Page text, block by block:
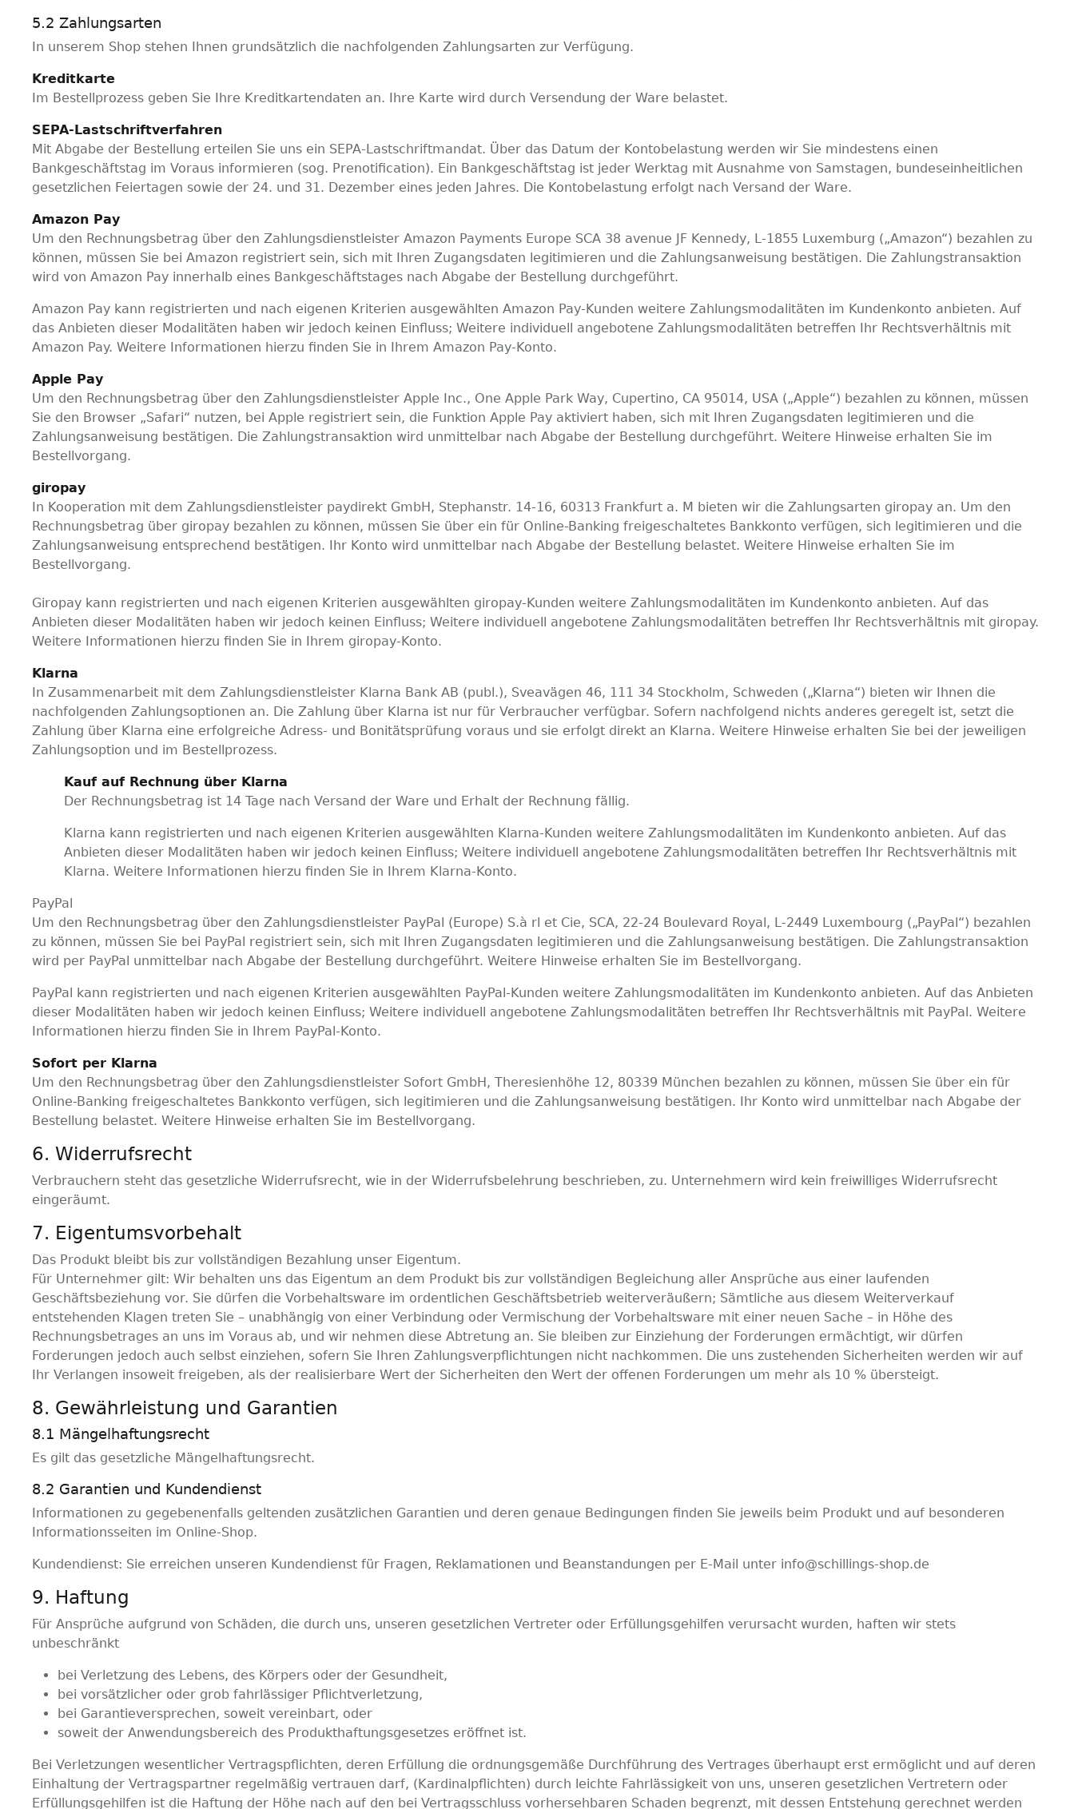
5.2 Zahlungsarten
In unserem Shop stehen Ihnen grundsätzlich die nachfolgenden Zahlungsarten zur Verfügung.
Kreditkarte
Im Bestellprozess geben Sie Ihre Kreditkartendaten an. Ihre Karte wird durch Versendung der Ware belastet.
SEPA-Lastschriftverfahren
Mit Abgabe der Bestellung erteilen Sie uns ein SEPA-Lastschriftmandat. Über das Datum der Kontobelastung werden wir Sie mindestens einen
Bankgeschäftstag im Voraus informieren (sog. Prenotification). Ein Bankgeschäftstag ist jeder Werktag mit Ausnahme von Samstagen, bundeseinheitlichen
gesetzlichen Feiertagen sowie der 24. und 31. Dezember eines jeden Jahres. Die Kontobelastung erfolgt nach Versand der Ware.
Amazon Pay
Um den Rechnungsbetrag über den Zahlungsdienstleister Amazon Payments Europe SCA 38 avenue JF Kennedy, L-1855 Luxemburg („Amazon“) bezahlen zu
können, müssen Sie bei Amazon registriert sein, sich mit Ihren Zugangsdaten legitimieren und die Zahlungsanweisung bestätigen. Die Zahlungstransaktion
wird von Amazon Pay innerhalb eines Bankgeschäftstages nach Abgabe der Bestellung durchgeführt.
Amazon Pay kann registrierten und nach eigenen Kriterien ausgewählten Amazon Pay-Kunden weitere Zahlungsmodalitäten im Kundenkonto anbieten. Auf
das Anbieten dieser Modalitäten haben wir jedoch keinen Einfluss; Weitere individuell angebotene Zahlungsmodalitäten betreffen Ihr Rechtsverhältnis mit
Amazon Pay. Weitere Informationen hierzu finden Sie in Ihrem Amazon Pay-Konto.
Apple Pay
Um den Rechnungsbetrag über den Zahlungsdienstleister Apple Inc., One Apple Park Way, Cupertino, CA 95014, USA („Apple“) bezahlen zu können, müssen
Sie den Browser „Safari“ nutzen, bei Apple registriert sein, die Funktion Apple Pay aktiviert haben, sich mit Ihren Zugangsdaten legitimieren und die
Zahlungsanweisung bestätigen. Die Zahlungstransaktion wird unmittelbar nach Abgabe der Bestellung durchgeführt. Weitere Hinweise erhalten Sie im
Bestellvorgang.
giropay
In Kooperation mit dem Zahlungsdienstleister paydirekt GmbH, Stephanstr. 14-16, 60313 Frankfurt a. M bieten wir die Zahlungsarten giropay an. Um den
Rechnungsbetrag über giropay bezahlen zu können, müssen Sie über ein für Online-Banking freigeschaltetes Bankkonto verfügen, sich legitimieren und die
Zahlungsanweisung entsprechend bestätigen. Ihr Konto wird unmittelbar nach Abgabe der Bestellung belastet. Weitere Hinweise erhalten Sie im
Bestellvorgang.
Giropay kann registrierten und nach eigenen Kriterien ausgewählten giropay-Kunden weitere Zahlungsmodalitäten im Kundenkonto anbieten. Auf das
Anbieten dieser Modalitäten haben wir jedoch keinen Einfluss; Weitere individuell angebotene Zahlungsmodalitäten betreffen Ihr Rechtsverhältnis mit giropay.
Weitere Informationen hierzu finden Sie in Ihrem giropay-Konto.
Klarna
In Zusammenarbeit mit dem Zahlungsdienstleister Klarna Bank AB (publ.), Sveavägen 46, 111 34 Stockholm, Schweden („Klarna“) bieten wir Ihnen die
nachfolgenden Zahlungsoptionen an. Die Zahlung über Klarna ist nur für Verbraucher verfügbar. Sofern nachfolgend nichts anderes geregelt ist, setzt die
Zahlung über Klarna eine erfolgreiche Adress- und Bonitätsprüfung voraus und sie erfolgt direkt an Klarna. Weitere Hinweise erhalten Sie bei der jeweiligen
Zahlungsoption und im Bestellprozess.
Kauf auf Rechnung über Klarna
Der Rechnungsbetrag ist 14 Tage nach Versand der Ware und Erhalt der Rechnung fällig.
Klarna kann registrierten und nach eigenen Kriterien ausgewählten Klarna-Kunden weitere Zahlungsmodalitäten im Kundenkonto anbieten. Auf das
Anbieten dieser Modalitäten haben wir jedoch keinen Einfluss; Weitere individuell angebotene Zahlungsmodalitäten betreffen Ihr Rechtsverhältnis mit
Klarna. Weitere Informationen hierzu finden Sie in Ihrem Klarna-Konto.
PayPal
Um den Rechnungsbetrag über den Zahlungsdienstleister PayPal (Europe) S.à rl et Cie, SCA, 22-24 Boulevard Royal, L-2449 Luxembourg („PayPal“) bezahlen
zu können, müssen Sie bei PayPal registriert sein, sich mit Ihren Zugangsdaten legitimieren und die Zahlungsanweisung bestätigen. Die Zahlungstransaktion
wird per PayPal unmittelbar nach Abgabe der Bestellung durchgeführt. Weitere Hinweise erhalten Sie im Bestellvorgang.
PayPal kann registrierten und nach eigenen Kriterien ausgewählten PayPal-Kunden weitere Zahlungsmodalitäten im Kundenkonto anbieten. Auf das Anbieten
dieser Modalitäten haben wir jedoch keinen Einfluss; Weitere individuell angebotene Zahlungsmodalitäten betreffen Ihr Rechtsverhältnis mit PayPal. Weitere
Informationen hierzu finden Sie in Ihrem PayPal-Konto.
Sofort per Klarna
Um den Rechnungsbetrag über den Zahlungsdienstleister Sofort GmbH, Theresienhöhe 12, 80339 München bezahlen zu können, müssen Sie über ein für
Online-Banking freigeschaltetes Bankkonto verfügen, sich legitimieren und die Zahlungsanweisung bestätigen. Ihr Konto wird unmittelbar nach Abgabe der
Bestellung belastet. Weitere Hinweise erhalten Sie im Bestellvorgang.
6. Widerrufsrecht
Verbrauchern steht das gesetzliche Widerrufsrecht, wie in der Widerrufsbelehrung beschrieben, zu. Unternehmern wird kein freiwilliges Widerrufsrecht
eingeräumt.
7. Eigentumsvorbehalt
Das Produkt bleibt bis zur vollständigen Bezahlung unser Eigentum.
Für Unternehmer gilt: Wir behalten uns das Eigentum an dem Produkt bis zur vollständigen Begleichung aller Ansprüche aus einer laufenden
Geschäftsbeziehung vor. Sie dürfen die Vorbehaltsware im ordentlichen Geschäftsbetrieb weiterveräußern; Sämtliche aus diesem Weiterverkauf
entstehenden Klagen treten Sie – unabhängig von einer Verbindung oder Vermischung der Vorbehaltsware mit einer neuen Sache – in Höhe des
Rechnungsbetrages an uns im Voraus ab, und wir nehmen diese Abtretung an. Sie bleiben zur Einziehung der Forderungen ermächtigt, wir dürfen
Forderungen jedoch auch selbst einziehen, sofern Sie Ihren Zahlungsverpflichtungen nicht nachkommen. Die uns zustehenden Sicherheiten werden wir auf
Ihr Verlangen insoweit freigeben, als der realisierbare Wert der Sicherheiten den Wert der offenen Forderungen um mehr als 10 % übersteigt.
8. Gewährleistung und Garantien
8.1 Mängelhaftungsrecht
Es gilt das gesetzliche Mängelhaftungsrecht.
8.2 Garantien und Kundendienst
Informationen zu gegebenenfalls geltenden zusätzlichen Garantien und deren genaue Bedingungen finden Sie jeweils beim Produkt und auf besonderen
Informationsseiten im Online-Shop.
Kundendienst: Sie erreichen unseren Kundendienst für Fragen, Reklamationen und Beanstandungen per E-Mail unter info@schillings-shop.de
9. Haftung​​​​​​​
Für Ansprüche aufgrund von Schäden, die durch uns, unseren gesetzlichen Vertreter oder Erfüllungsgehilfen verursacht wurden, haften wir stets
unbeschränkt
bei Verletzung des Lebens, des Körpers oder der Gesundheit,
bei vorsätzlicher oder grob fahrlässiger Pflichtverletzung,
bei Garantieversprechen, soweit vereinbart, oder
soweit der Anwendungsbereich des Produkthaftungsgesetzes eröffnet ist.
Bei Verletzungen wesentlicher Vertragspflichten, deren Erfüllung die ordnungsgemäße Durchführung des Vertrages überhaupt erst ermöglicht und auf deren
Einhaltung der Vertragspartner regelmäßig vertrauen darf, (Kardinalpflichten) durch leichte Fahrlässigkeit von uns, unseren gesetzlichen Vertretern oder
Erfüllungsgehilfen ist die Haftung der Höhe nach auf den bei Vertragsschluss vorhersehbaren Schaden begrenzt, mit dessen Entstehung gerechnet werden